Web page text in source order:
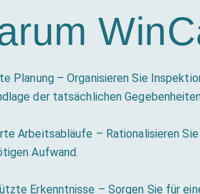
Planung – Organisieren Sie
der tatsächlichen
Arbeitsabläufe – Rationalisieren
Aufwand.
Erkenntnisse – Sorgen Sie für